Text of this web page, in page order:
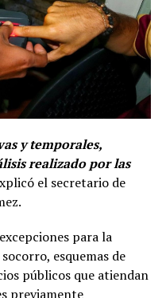
y temporales,
realizado por las
el secretario de
para la
esquemas de
públicos que atiendan
previamente